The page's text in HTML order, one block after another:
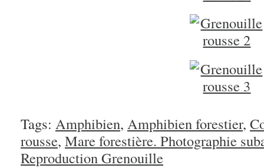
Tags: Amphibien, Amphibien forestier,
rousse, Mare forestière. Photographie
Reproduction Grenouille